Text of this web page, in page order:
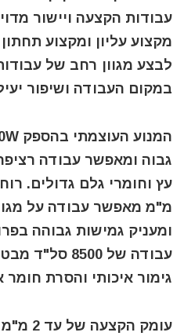
עבודות הקצעה ויישור
מקצוע עליון ומקצוע
לבצע מגוון רחב של
במקום העבודה ושיפור
גבוה ומאפשר עבודה
מ"מ מאפשר עבודה על
ומעניק גמישות גבוהה
עבודה של
גימור איכותי והסרת חומר
עומק